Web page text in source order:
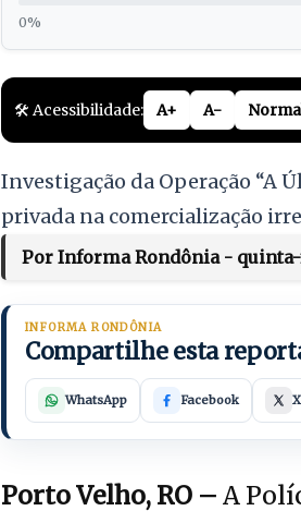
0%
🛠️ Acessibilidade: A+ A-
Investigação da Operação “A
privada na comercialização
Por Informa Rondônia -
INFORMA RONDÔNIA
Compartilhe esta
WhatsApp Facebook X
Porto Velho, RO – A